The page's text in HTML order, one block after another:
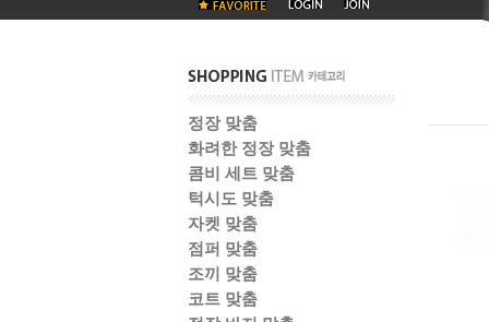
정장 맞춤
화려한 정장 맞춤
콤비 세트 맞춤
턱시도 맞춤
자켓 맞춤
점퍼 맞춤
조끼 맞춤
코트 맞춤